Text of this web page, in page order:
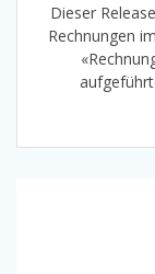
Dieser
Rechnungen